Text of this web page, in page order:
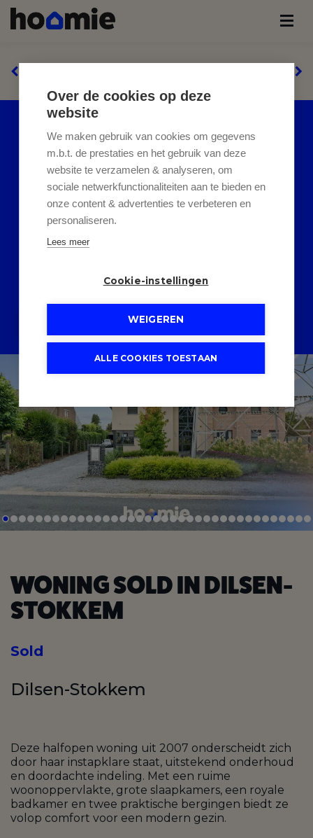
HELAAS, DIT PAND IS
SOLD
Indien u interesse heeft in een
gelijkaardig pand,
inop onze nieuwsbrief en blijf
aanbod.
SCHRIJF U IN
WONING SOLD IN DILSEN-
STOKKEM
Sold
Dilsen-Stokkem
Deze halfopen woning uit 2007 onderscheidt zich
door haar instapklare staat, uitstekend onderhoud
en doordachte indeling. Met een ruime
woonoppervlakte, grote slaapkamers, een royale
badkamer en twee praktische bergingen biedt ze
volop comfort voor een modern gezin.
Over de cookies op deze
website
We maken gebruik van cookies om gegevens
m.b.t. de prestaties en het gebruik van deze
website te verzamelen & analyseren, om
sociale netwerkfunctionaliteiten aan te bieden en
onze content & advertenties te verbeteren en
personaliseren.
Lees meer
Cookie-instellingen
WEIGEREN
ALLE COOKIES TOESTAAN